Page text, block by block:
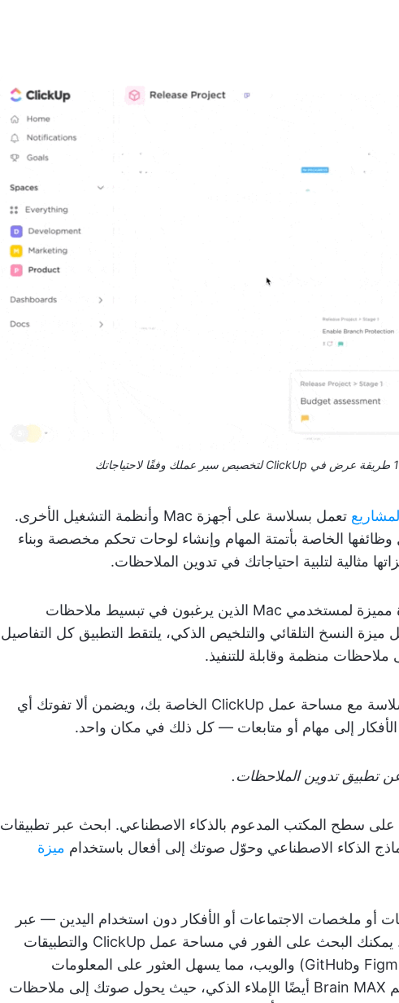
تعمل بسلاسة على أجهزة Mac وأنظمة التشغيل الأخرى.
وظائفها الخاصة بأتمتة المهام وإنشاء لوحات تحكم مخصصة وبناء
مثالية لتلبية احتياجاتك في تدوين الملاحظات.
أداة مميزة لمستخدمي Mac الذين يرغبون في تبسيط ملاحظات
ميزة النسخ التلقائي والتلخيص الذكي، يلتقط التطبيق كل التفاصيل
ملاحظات منظمة وقابلة للتنفيذ.
يتكامل تطبيق AI Notetaker بسلاسة مع مساحة عمل ClickUp الخاصة بك، ويضمن ألا تفوتك أي
إلى مهام أو متابعات — كل ذلك في مكان واحد.
عن تطبيق تدوين الملاحظات.
سطح المكتب المدعوم بالذكاء الاصطناعي. ابحث عبر تطبيقات
الذكاء الاصطناعي وحوّل صوتك إلى أفعال باستخدام ميزة
أو ملخصات الاجتماعات أو الأفكار دون استخدام اليدين — عبر
أي تطبيق، وليس فقط ClickUp. يمكنك البحث على الفور في مساحة عمل ClickUp والتطبيقات
المتصلة (مثل Google Drive وFigma وGitHub) والويب، مما يسهل العثور على المعلومات
وتنظيمها من مصادر متعددة. يدعم Brain MAX أيضًا الإملاء الذكي، حيث يحول صوتك إلى ملاحظات